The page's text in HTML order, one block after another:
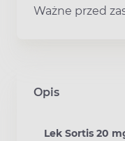
Ważne przed
Opis
Lek Sortis 20